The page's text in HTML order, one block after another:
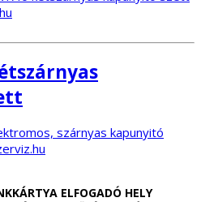
ELFOGADÓ HELY